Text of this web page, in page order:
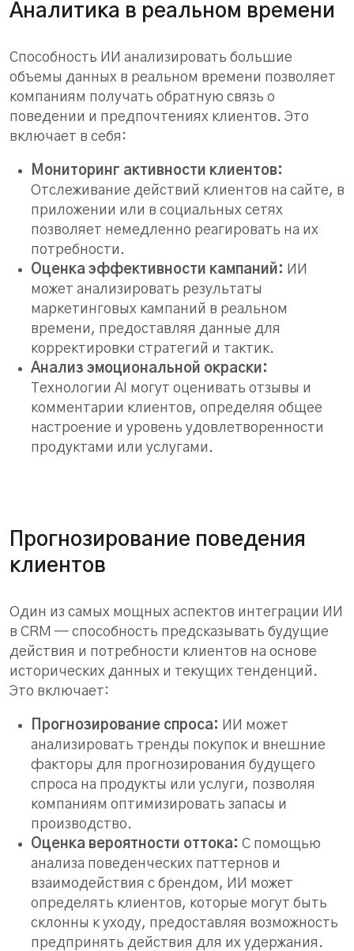
Аналитика в реальном времени
Способность ИИ анализировать большие
объемы данных в реальном времени позволяет
компаниям получать обратную связь о
поведении и предпочтениях клиентов. Это
включает в себя:
Мониторинг активности клиентов:
Отслеживание действий клиентов на сайте, в
приложении или в социальных сетях
позволяет немедленно реагировать на их
потребности.
Оценка эффективности кампаний: ИИ
может анализировать результаты
маркетинговых кампаний в реальном
времени, предоставляя данные для
корректировки стратегий и тактик.
Анализ эмоциональной окраски:
Технологии AI могут оценивать отзывы и
комментарии клиентов, определяя общее
настроение и уровень удовлетворенности
продуктами или услугами.
Прогнозирование поведения
клиентов
Один из самых мощных аспектов интеграции ИИ
в CRM — способность предсказывать будущие
действия и потребности клиентов на основе
исторических данных и текущих тенденций.
Это включает:
Прогнозирование спроса: ИИ может
анализировать тренды покупок и внешние
факторы для прогнозирования будущего
спроса на продукты или услуги, позволяя
компаниям оптимизировать запасы и
производство.
Оценка вероятности оттока: С помощью
анализа поведенческих паттернов и
взаимодействия с брендом, ИИ может
определять клиентов, которые могут быть
склонны к уходу, предоставляя возможность
предпринять действия для их удержания.